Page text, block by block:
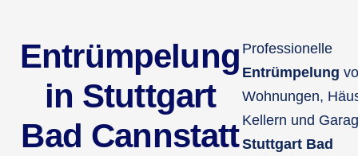
Entrümpelung
in Stuttgart
Bad Cannstatt
Professionelle
Entrümpelung
Wohnungen,
Kellern und
Stuttgart Bad